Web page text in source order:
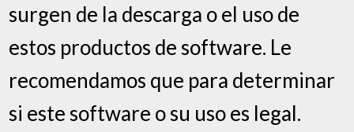
surgen de la descarga o el uso de
estos productos de software. Le
recomendamos que para determinar
si este software o su uso es legal.